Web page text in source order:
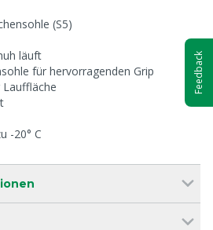
(S5)
läuft
für hervorragenden Grip
Lauffläche
-20° C
Feedback